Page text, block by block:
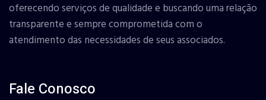
oferecendo serviços de qualidade e buscando uma relação
transparente e sempre comprometida com o
atendimento das necessidades de seus associados.
Fale Conosco